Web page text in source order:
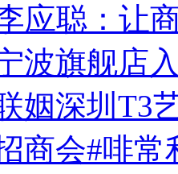
应聪：让
波旗舰店
姻深圳T3
商会#啡常